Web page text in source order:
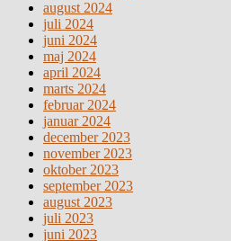
august 2024
juli 2024
juni 2024
maj 2024
april 2024
marts 2024
februar 2024
januar 2024
december 2023
november 2023
oktober 2023
september 2023
august 2023
juli 2023
juni 2023